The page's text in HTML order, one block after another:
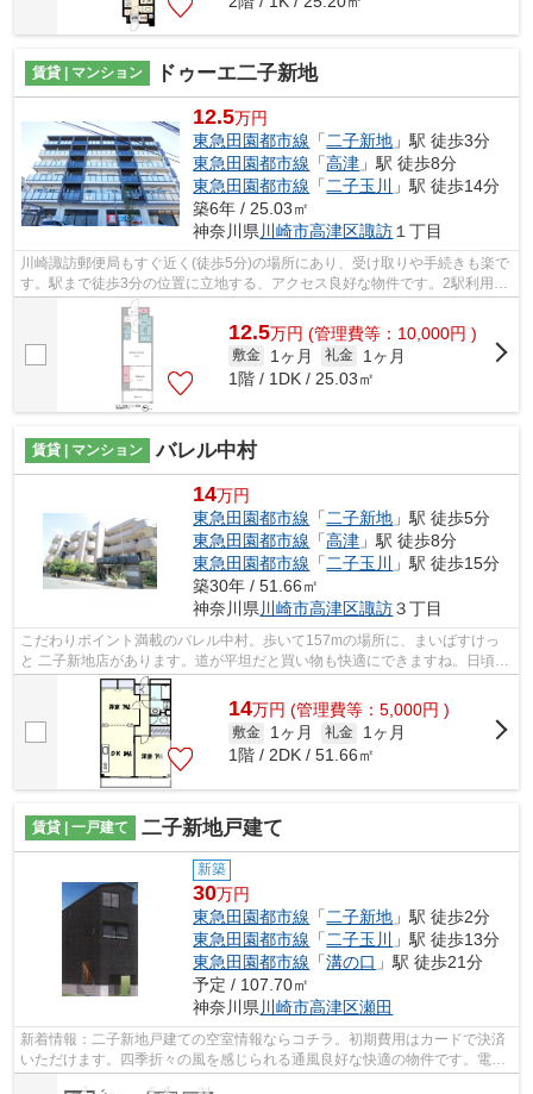
賃貸 | マンション ドゥーエ二子新地
12.5万円
東急田園都市線 「 二子新地 」駅 徒歩3分
東急田園都市線 「高津 」駅 徒歩8分
東急田園都市線 「 二子玉川
」駅 徒歩14分
築6年 / 25.03㎡
神奈川県 川崎市高津区諏訪 １丁目
川崎諏訪郵便局もすぐ近く(徒歩5分)の場所にあり、受け取りや手続きも楽で
す。駅まで徒歩3分の位置に立地する、アクセス良好な物件です。2駅利用可
能な物件なので、交通経路を選ぶこと...
12.5万円 (管理費等：10,000円 )
敷金 1ヶ月 礼金
1ヶ月
1階 / 1DK / 25.03㎡
賃貸 | マンション バレル中村
14万円
東急田園都市線 「 二子新地 」駅 徒歩5分
東急田園都市線 「高津 」駅 徒歩8分
東急田園都市線 「 二子玉川
」駅 徒歩15分
築30年 / 51.66㎡
神奈川県 川崎市高津区諏訪３丁目
こだわりポイント満載のバレル中村。歩いて157mの場所に、まいばすけっ
と 二子新地店があります。道が平坦だと買い物も快適にできますね。日頃か
ら電車をよく利用するなら2駅利用可能...
14万円 (管理費等：5,000円 )
敷金 1ヶ月 礼金
1ヶ月
1階 / 2DK / 51.66㎡
賃貸 | 一戸建て 二子新地戸建て
新築
30万円
東急田園都市線 「 二子新地 」駅 徒歩2分
東急田園都市線 「 二子玉川
」駅 徒歩13分
東急田園都市線 「溝の口 」駅 徒歩21分
予定 / 107.70㎡
神奈川県 川崎市高津区瀬田
新着情報：二子新地戸建ての空室情報ならコチラ。初期費用はカードで決済
いただけます。四季折々の風を感じられる通風良好な快適の物件です。電車
での移動がより便利になる、2駅利用可...